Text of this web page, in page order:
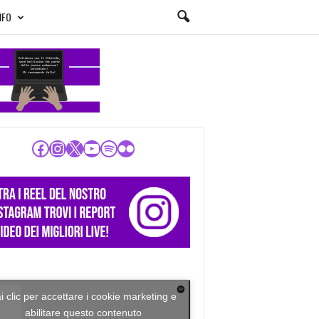
Facebook InstagramX YouTube Spotify Flickr
clic per accettare i cookie marketing e
abilitare questo contenuto